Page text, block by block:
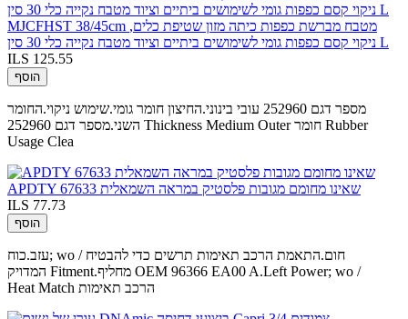
MJCFHST 38/45cm מטבח מברשת כפפות כיתה מזון שטיפת כלים,
ניקוי קסם כפפות גומי לשימושים ביתיים וציוד מטבח נקייה כלי 30 סין L
ILS 125.55
הוסף
מספר דגם 252960 עובי בינוני.החיצון חומר גומי.שימוש ניקוי.החומר
השני.מספר דגם 252960 Thickness Medium Outer חומר Rubber
Usage Clea
APDTY 67633 שאינו מחומם מגובות פלסטיק במראה השמאלית
ILS 77.73
הוסף
עזב.כוח; wo / חום.התאמת הרכב תאימות תרשים כדי להבטיח
המדויק Fitment.מחליף OEM 96366 EA00 A.Left Power; wo /
Heat Match הרכב תאימות